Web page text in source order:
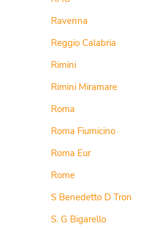
Ravenna
Reggio Calabria
Rimini
Rimini Miramare
Roma
Roma Fiumicino
Roma Eur
Rome
S Benedetto D Tron
S. G Bigarello